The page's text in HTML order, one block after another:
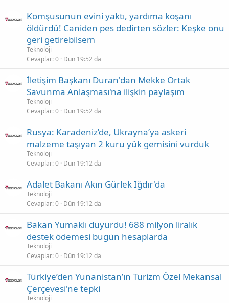
Komşusunun evini yaktı, yardıma koşanı
öldürdü! Caniden pes dedirten sözler: Keşke onu
geri getirebilsem
Teknoloji
Cevaplar 0 Dün 19:52 da
İletişim Başkanı Duran'dan Mekke Ortak
Savunma Anlaşması'na ilişkin paylaşım
Teknoloji
Cevaplar 0 Dün 19:52 da
Rusya: Karadeniz’de, Ukrayna’ya askeri
malzeme taşıyan 2 kuru yük gemisini vurduk
Teknoloji
Cevaplar 0 Dün 19:12 da
Adalet Bakanı Akın Gürlek Iğdır'da
Teknoloji
Cevaplar 0 Dün 19:12 da
Bakan Yumaklı duyurdu! 688 milyon liralık
destek ödemesi bugün hesaplarda
Teknoloji
Cevaplar 0 Dün 19:12 da
Türkiye’den Yunanistan’ın Turizm Özel Mekansal
Çerçevesi'ne tepki
Teknoloji